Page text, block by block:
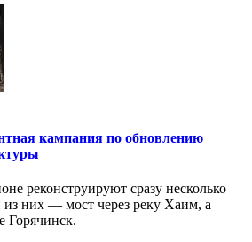
кампания по обновлению
реконструируют сразу несколько
из них — мост через реку Хаим, а
Горячинск.